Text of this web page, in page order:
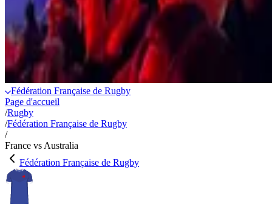
Fédération Française de Rugby
Page d'accueil
/Rugby
/Fédération Française de Rugby
/
France vs Australia
Fédération Française de Rugby